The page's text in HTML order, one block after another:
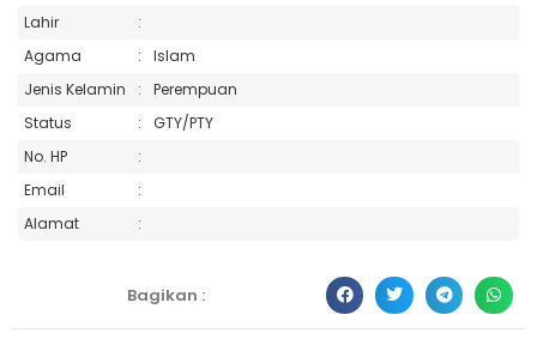
Lahir
:
Agama
:
Islam
Jenis Kelamin
:
Perempuan
Status
:
GTY/PTY
No. HP
:
Email
:
Alamat
:
Bagikan :